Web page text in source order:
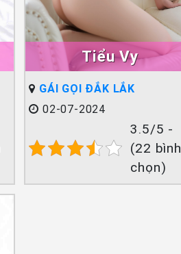
Tiểu Vy
GÁI GỌI ĐẮK LẮK
02-07-2024
3.5/5 -
(22 bình
chọn)